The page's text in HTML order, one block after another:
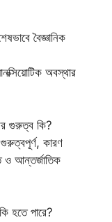
বৈজ্ঞানিক
অবস্থার
গুরুত্ব কি?
কারণ
ও আন্তর্জাতিক
হতে পারে?